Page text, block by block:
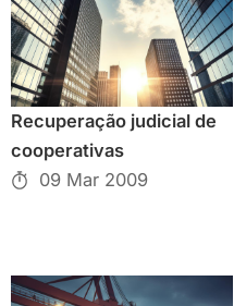
Recuperação judicial de
cooperativas
09 Mar 2009